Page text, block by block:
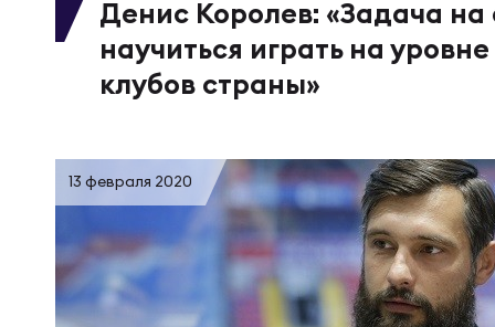
Турниры
Медиа
Федерация
Регионы
Денис Королев: «Задача на
научиться играть на
клубов страны»
13 февраля 2020